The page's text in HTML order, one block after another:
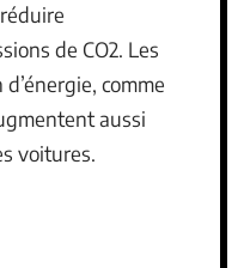
de CO2. Les
comme
aussi
voitures.